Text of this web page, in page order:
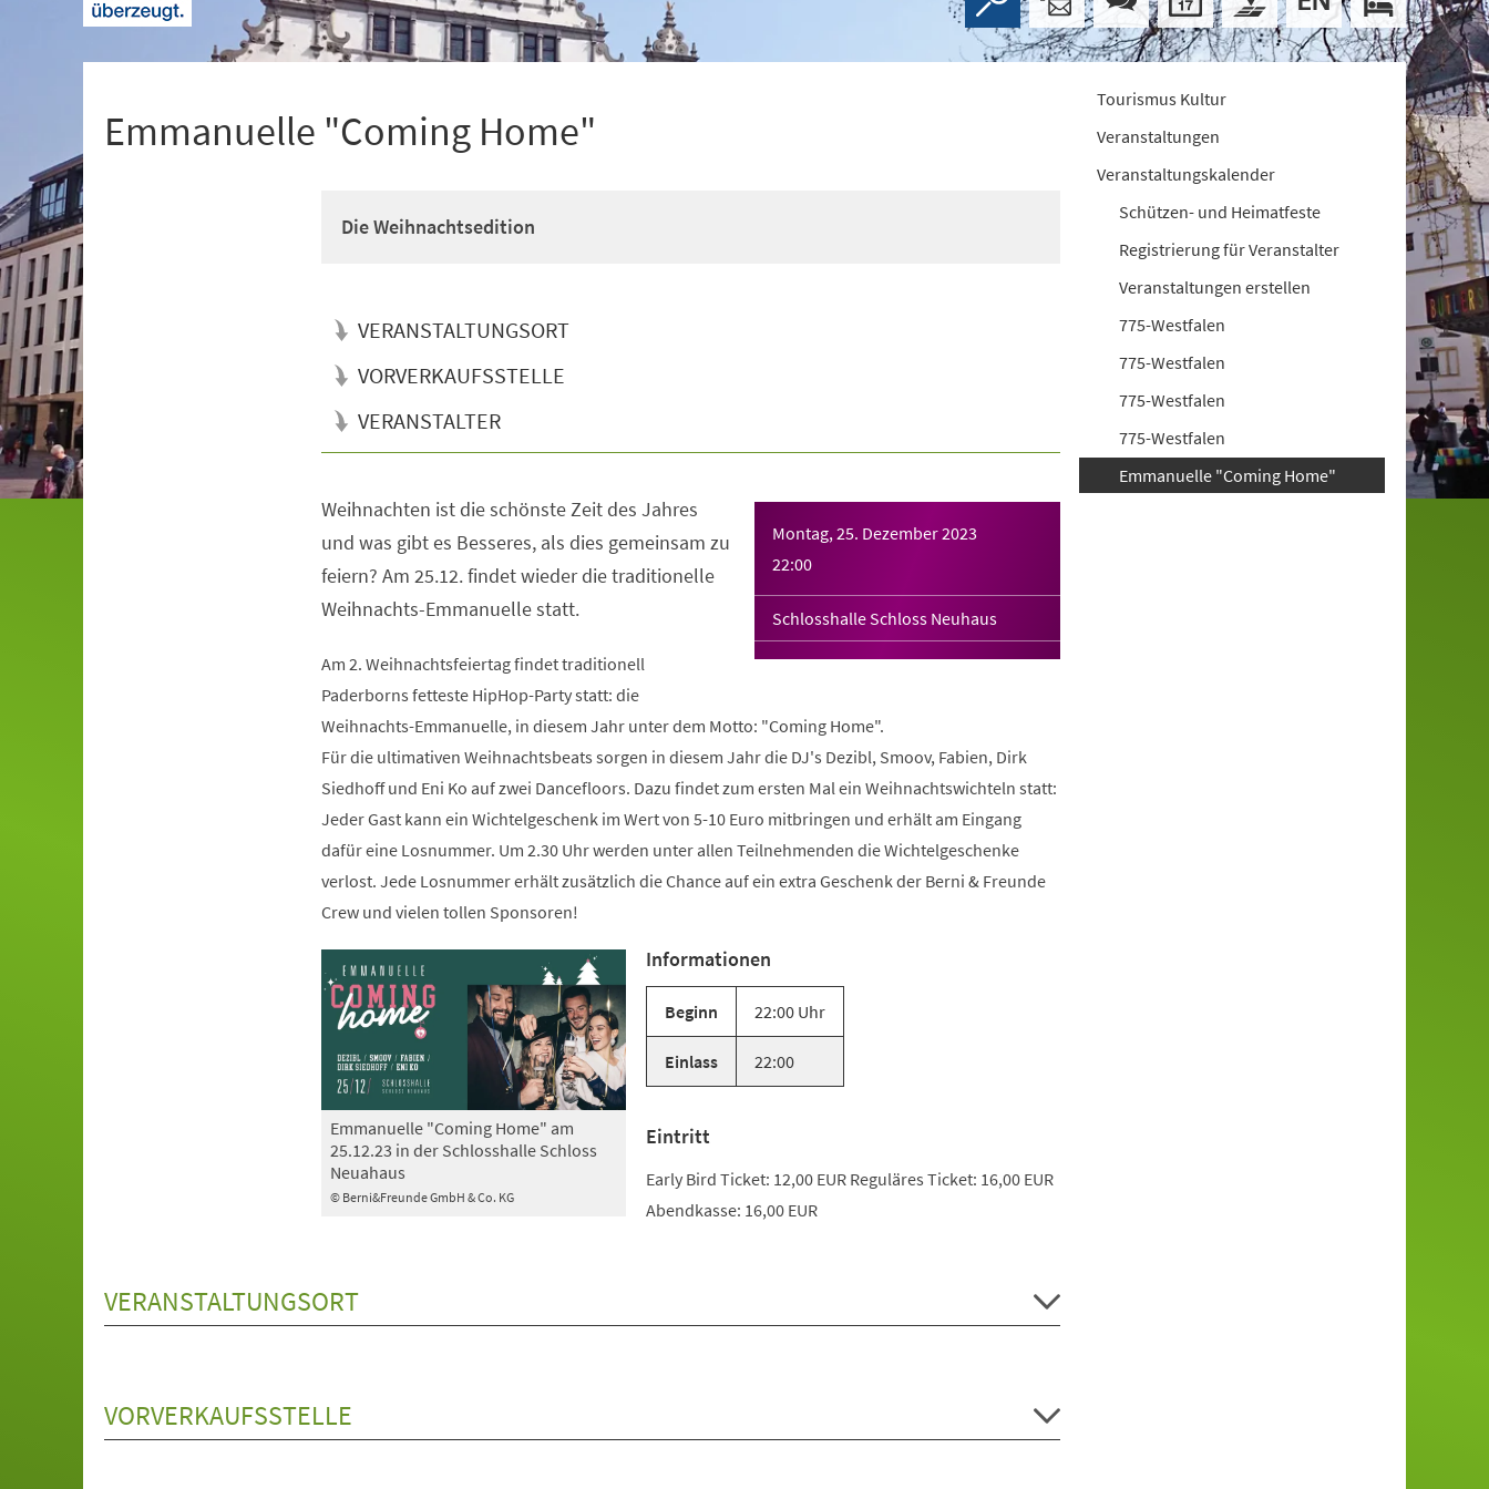
Emmanuelle "Coming Home"
Die Weihnachtsedition
VERANSTALTUNGSORT
VORVERKAUFSSTELLE
VERANSTALTER
Montag, 25. Dezember 2023
22:00
Schlosshalle Schloss Neuhaus
Weihnachten ist die schönste Zeit des Jahres
und was gibt es Besseres, als dies gemeinsam zu
feiern? Am 25.12. findet wieder die traditionelle
Weihnachts-Emmanuelle statt.
Am 2. Weihnachtsfeiertag findet traditionell
Paderborns fetteste HipHop-Party statt: die
Weihnachts-Emmanuelle, in diesem Jahr unter dem Motto: "Coming Home".
Für die ultimativen Weihnachtsbeats sorgen in diesem Jahr die DJ's Dezibl, Smoov, Fabien, Dirk
Siedhoff und Eni Ko auf zwei Dancefloors. Dazu findet zum ersten Mal ein Weihnachtswichteln statt:
Jeder Gast kann ein Wichtelgeschenk im Wert von 5-10 Euro mitbringen und erhält am Eingang
dafür eine Losnummer. Um 2.30 Uhr werden unter allen Teilnehmenden die Wichtelgeschenke
verlost. Jede Losnummer erhält zusätzlich die Chance auf ein extra Geschenk der Berni & Freunde
Crew und vielen tollen Sponsoren!
© Berni&Freunde GmbH & Co. KG
Emmanuelle "Coming Home" am
25.12.23 in der Schlosshalle Schloss
Neuahaus
Informationen
Beginn 22:00 Uhr
Einlass 22:00
Eintritt
Early Bird Ticket: 12,00 EUR Reguläres Ticket: 16,00 EUR
Abendkasse: 16,00 EUR
VERANSTALTUNGSORT
VORVERKAUFSSTELLE
Tourismus Kultur
Veranstaltungen
Veranstaltungskalender
Schützen- und Heimatfeste
Registrierung für Veranstalter
Veranstaltungen erstellen
775-Westfalen
775-Westfalen
775-Westfalen
775-Westfalen
Emmanuelle "Coming Home"